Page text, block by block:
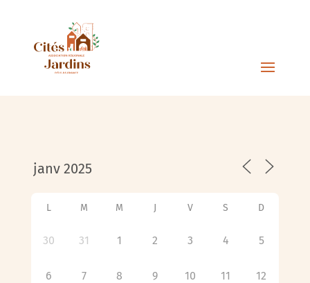
L M M J V S D
30 31 1 2 3 4 5
6 7 8 9 10 11 12